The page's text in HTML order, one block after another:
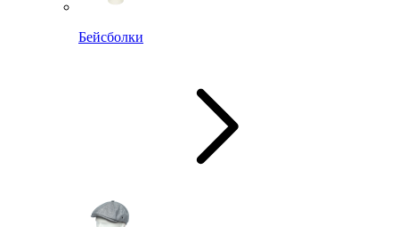
Бейсболки